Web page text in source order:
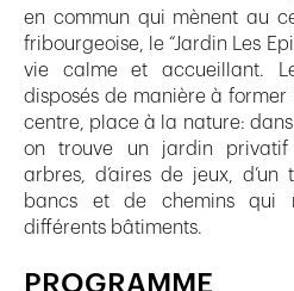
en commun qui mènent au
fribourgeoise, le “Jardin Les
vie calme et accueillant.
disposés de manière à former
centre, place à la nature: dans
on trouve un jardin
arbres, d’aires de jeux,
bancs et de chemins qui
différents bâtiments.
PROGRAMME